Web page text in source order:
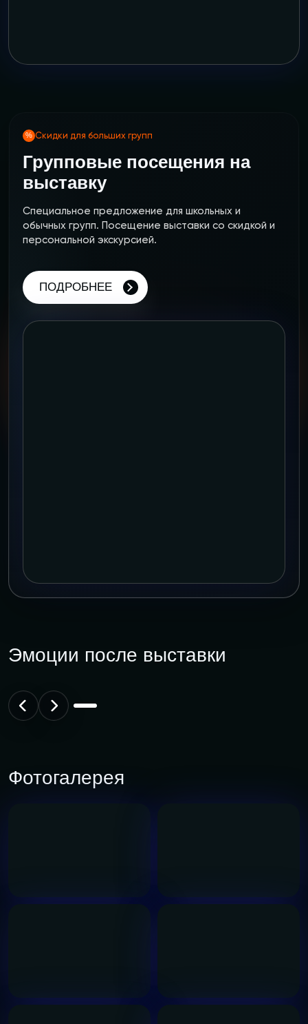
Скидки для больших групп
Групповые посещения на
выставку
Специальное предложение для школьных и
обычных групп. Посещение выставки со скидкой и
персональной экскурсией.
ПОДРОБНЕЕ
Эмоции после выставки
Фотогалерея